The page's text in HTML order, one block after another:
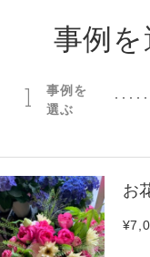
事例
1
事例を
選ぶ
お